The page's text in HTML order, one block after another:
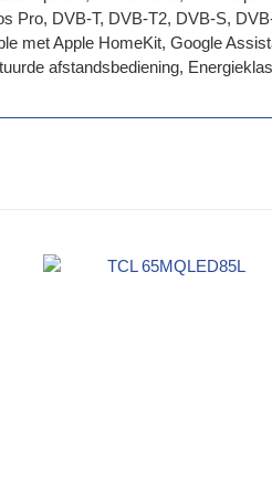
Pro, DVB-T, DVB-T2, DVB-S,
met Apple HomeKit, Google
afstandsbediening,